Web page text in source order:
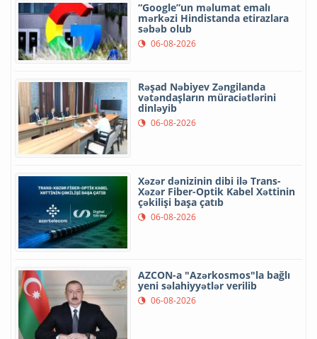
“Google”un məlumat emalı
mərkəzi Hindistanda etirazlara
səbəb olub
06-08-2026
Rəşad Nəbiyev Zəngilanda
vətəndaşların müraciətlərini
dinləyib
06-08-2026
Xəzər dənizinin dibi ilə Trans-
Xəzər Fiber-Optik Kabel Xəttinin
çəkilişi başa çatıb
06-08-2026
AZCON-a "Azərkosmos"la bağlı
yeni səlahiyyətlər verilib
06-08-2026